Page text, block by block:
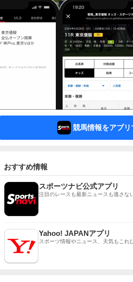
競馬情報をアプリ
おすすめ情報
スポーツナビ公式アプリ
注目のレースも最新ニュースも逃さな
Yahoo! JAPANアプリ
スポーツ情報やニュース、天気もこれ